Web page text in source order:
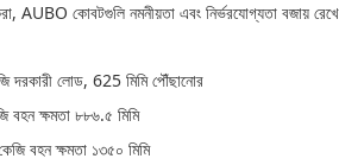
AUBO কোবটগুলি নমনীয়তা এবং নির্ভরযোগ্যতা বজায়
দরকারী লোড, 625 মিমি পৌঁছানোর
বহন ক্ষমতা ৮৮৬.৫ মিমি
বহন ক্ষমতা ১৩৫০ মিমি